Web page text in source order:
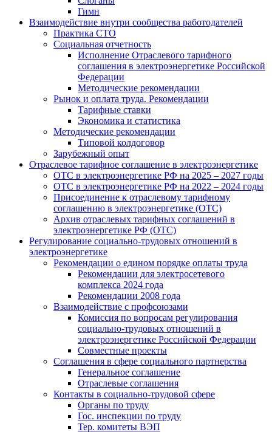
Гимн
Взаимодействие внутри сообщества работодателей
Практика СТО
Социальная отчетность
Исполнение Отраслевого тарифного
соглашения в электроэнергетике Российской
Федерации
Методические рекомендации
Рынок и оплата труда. Рекомендации
Тарифные ставки
Экономика и статистика
Методические рекомендации
Типовой колдоговор
Зарубежный опыт
Отраслевое тарифное соглашение в электроэнергетике
ОТС в электроэнергетике РФ на 2025 – 2027 годы
ОТС в электроэнергетике РФ на 2022 – 2024 годы
Присоединение к отраслевому тарифному
соглашению в электроэнергетике (ОТС)
Архив отраслевых тарифных соглашений в
электроэнергетике РФ (ОТС)
Регулирование социально-трудовых отношений в
электроэнергетике
Рекомендации о едином порядке оплаты труда
Рекомендации для электросетевого
комплекса 2024 года
Рекомендации 2008 года
Взаимодействие с профсоюзами
Комиссия по вопросам регулирования
социально-трудовых отношений в
электроэнергетике Российской Федерации
Совместные проекты
Соглашения в сфере социального партнерства
Генеральное соглашение
Отраслевые соглашения
Контакты в социально-трудовой сфере
Органы по труду
Гос. инспекции по труду
Тер. комитеты ВЭП